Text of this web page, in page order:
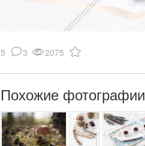
5 3 2075
Похожие фотографии